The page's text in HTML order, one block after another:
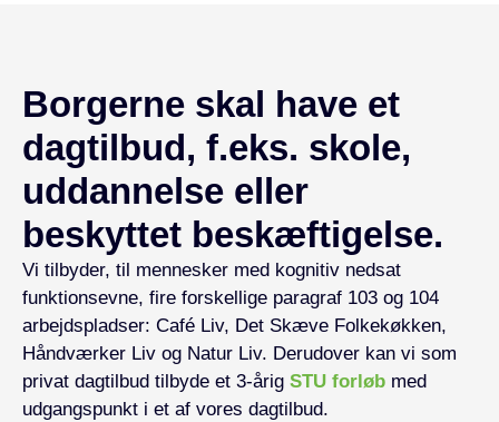
Borgerne skal have et
dagtilbud, f.eks. skole,
uddannelse eller
beskyttet beskæftigelse.
Vi tilbyder, til mennesker med kognitiv nedsat
funktionsevne, fire forskellige paragraf 103 og 104
arbejdspladser: Café Liv, Det Skæve Folkekøkken,
Håndværker Liv og Natur Liv. Derudover kan vi som
privat dagtilbud tilbyde et 3-årig STU forløb med
udgangspunkt i et af vores dagtilbud.